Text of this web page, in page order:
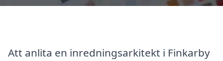
Att anlita en inredningsarkitekt i Finkarby